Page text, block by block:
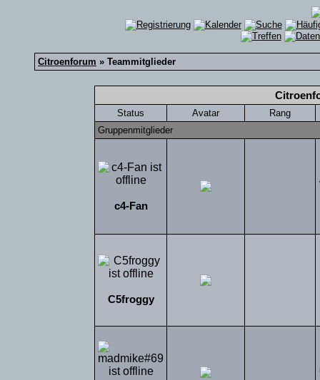
Citroenforum » Teammitglieder
Status Avatar
Rang
Gruppenmitglieder
c4-Fan
C5froggy